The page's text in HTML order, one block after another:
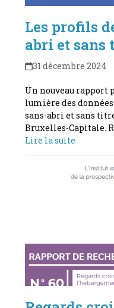
Les profils
abri et sans
31 décembre 2024
Un nouveau rapport
lumière des
sans-abri et sans
Bruxelles-Capitale.
Lire la suite